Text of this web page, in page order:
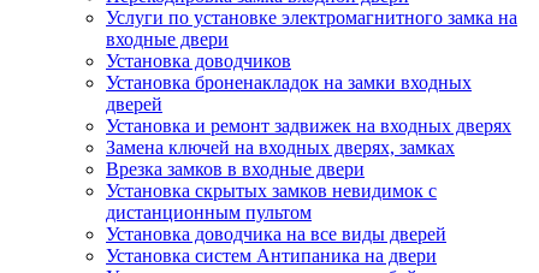
Услуги по установке электромагнитного замка на
входные двери
Установка доводчиков
Установка броненакладок на замки входных
дверей
Установка и ремонт задвижек на входных дверях
Замена ключей на входных дверях, замках
Врезка замков в входные двери
Установка скрытых замков невидимок с
дистанционным пультом
Установка доводчика на все виды дверей
Установка систем Антипаника на двери